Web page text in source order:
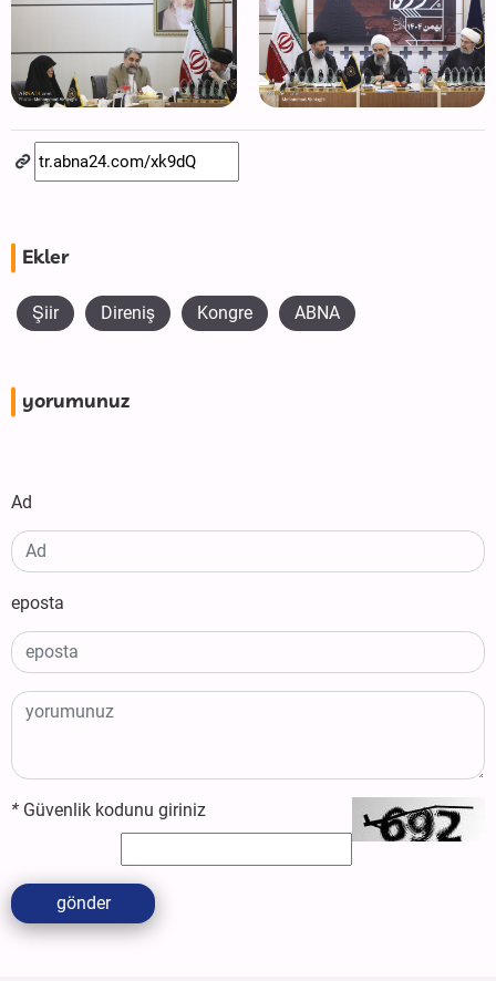
Ekler
Şiir Direniş Kongre ABNA
yorumunuz
Ad
eposta
* Güvenlik kodunu giriniz
gönder